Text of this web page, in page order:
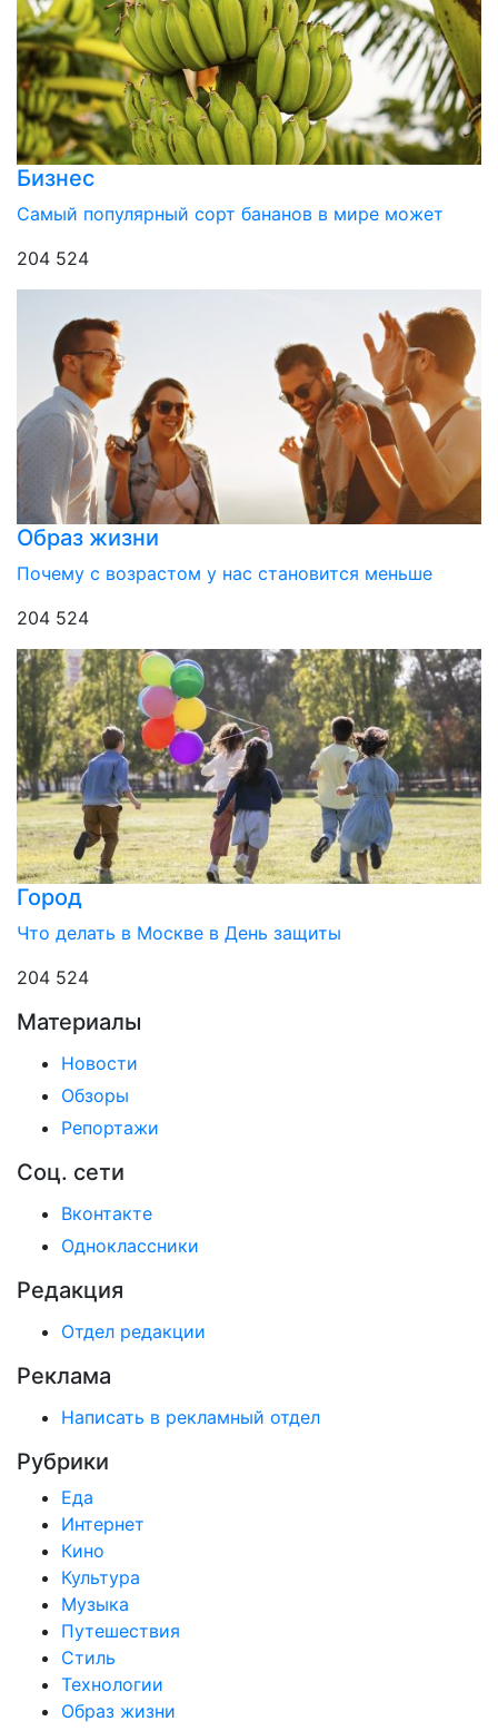
Бизнес
Самый популярный сорт бананов в мире может
204 524
Образ жизни
Почему с возрастом у нас становится меньше
204 524
Город
Что делать в Москве в День защиты
204 524
Материалы
Новости
Обзоры
Репортажи
Соц. сети
Вконтакте
Одноклассники
Редакция
Отдел редакции
Реклама
Написать в рекламный отдел
Рубрики
Еда
Интернет
Кино
Культура
Музыка
Путешествия
Стиль
Технологии
Образ жизни